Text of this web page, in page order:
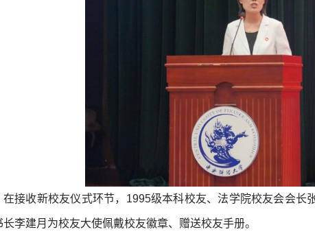
在接收新校友仪式环节，1995级本科校友、法学院校友会会长
长李建月为校友大使佩戴校友徽章、赠送校友手册。